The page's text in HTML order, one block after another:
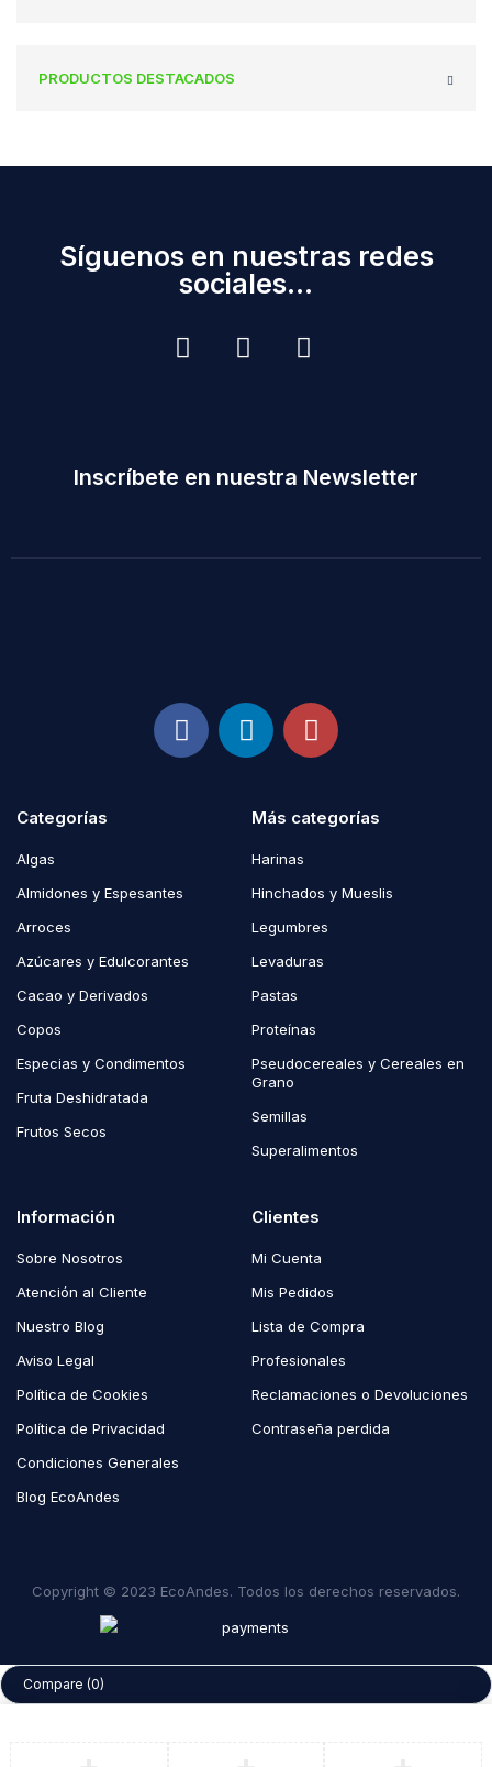
PRODUCTOS DESTACADOS
Síguenos en nuestras redes
sociales...
Inscríbete en nuestra Newsletter
Categorías
Algas
Almidones y Espesantes
Arroces
Azúcares y Edulcorantes
Cacao y Derivados
Copos
Especias y Condimentos
Fruta Deshidratada
Frutos Secos
Más categorías
Harinas
Hinchados y Mueslis
Legumbres
Levaduras
Pastas
Proteínas
Pseudocereales y Cereales en
Grano
Semillas
Superalimentos
Información
Sobre Nosotros
Atención al Cliente
Nuestro Blog
Aviso Legal
Política de Cookies
Política de Privacidad
Condiciones Generales
Blog EcoAndes
Clientes
Mi Cuenta
Mis Pedidos
Lista de Compra
Profesionales
Reclamaciones o Devoluciones
Contraseña perdida
Copyright © 2023 EcoAndes. Todos los derechos reservados.
Compare (0)